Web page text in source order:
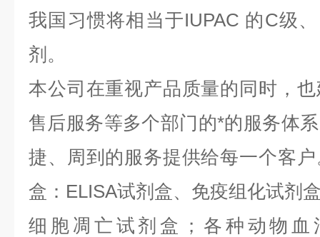
我国习惯将相当于IUPAC 的C级
剂。
本公司在重视产品质量的同时，
售后服务等多个部门的*的服务体
捷、周到的服务提供给每一个客
盒：ELISA试剂盒、免疫组化试剂
细胞凋亡试剂盒；各种动物血